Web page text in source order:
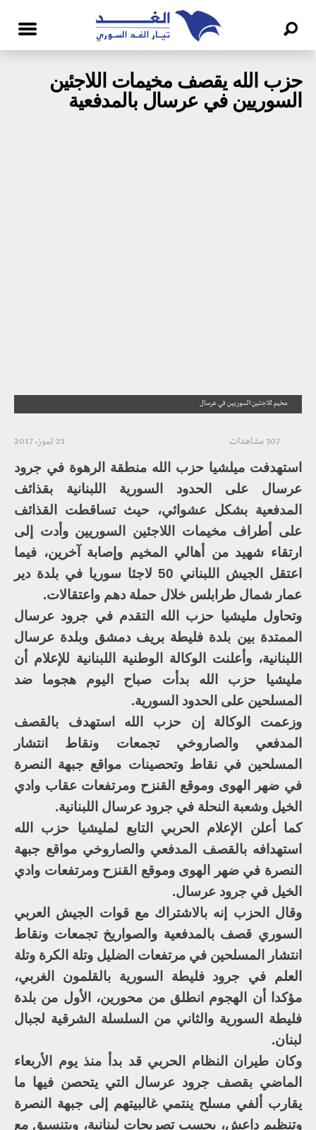
حزب الله يقصف مخيمات اللاجئين
السوريين في عرسال بالمدفعية
مخيم للاجئين السوريين في عرسال
21 تموز، 2017 307 مشاهدات
استهدفت ميلشيا حزب الله منطقة الرهوة في جرود
عرسال على الحدود السورية اللبنانية بقذائف
المدفعية بشكل عشوائي، حيث تساقطت القذائف
على أطراف مخيمات اللاجئين السوريين وأدت إلى
ارتقاء شهيد من أهالي المخيم وإصابة آخرين، فيما
اعتقل الجيش اللبناني 50 لاجئا سوريا في بلدة دير
عمار شمال طرابلس خلال حملة دهم واعتقالات.
وتحاول مليشيا حزب الله التقدم في جرود عرسال
الممتدة بين بلدة فليطة بريف دمشق وبلدة عرسال
اللبنانية، وأعلنت الوكالة الوطنية اللبنانية للإعلام أن
مليشيا حزب الله بدأت صباح اليوم هجوما ضد
المسلحين على الحدود السورية.
وزعمت الوكالة إن حزب الله استهدف بالقصف
المدفعي والصاروخي تجمعات ونقاط انتشار
المسلحين في نقاط وتحصينات مواقع جبهة النصرة
في ضهر الهوى وموقع القنزح ومرتفعات عقاب وادي
الخيل وشعبة النحلة في جرود عرسال اللبنانية.
كما أعلن الإعلام الحربي التابع لمليشيا حزب الله
استهدافه بالقصف المدفعي والصاروخي مواقع جبهة
النصرة في ضهر الهوى وموقع القنزح ومرتفعات وادي
الخيل في جرود عرسال.
وقال الحزب إنه بالاشتراك مع قوات الجيش العربي
السوري قصف بالمدفعية والصواريخ تجمعات ونقاط
انتشار المسلحين في مرتفعات الضليل وتلة الكرة وتلة
العلم في جرود فليطة السورية بالقلمون الغربي،
مؤكدا أن الهجوم انطلق من محورين، الأول من بلدة
فليطة السورية والثاني من السلسلة الشرقية لجبال
لبنان.
وكان طيران النظام الحربي قد بدأ منذ يوم الأربعاء
الماضي بقصف جرود عرسال التي يتحصن فيها ما
يقارب ألفي مسلح ينتمي غالبيتهم إلى جبهة النصرة
وتنظيم داعش، بحسب تصريحات لبنانية، وبتنسيق مع